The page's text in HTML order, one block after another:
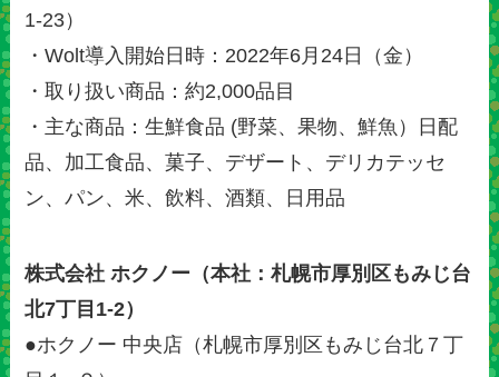
1-23）
・Wolt導入開始日時：2022年6月24日（金）
・取り扱い商品：約2,000品目
・主な商品：生鮮食品 (野菜、果物、鮮魚）日配
品、加工食品、菓子、デザート、デリカテッセ
ン、パン、米、飲料、酒類、日用品
株式会社 ホクノー（本社：札幌市厚別区もみじ台
北7丁目1-2）
●ホクノー 中央店（札幌市厚別区もみじ台北７丁